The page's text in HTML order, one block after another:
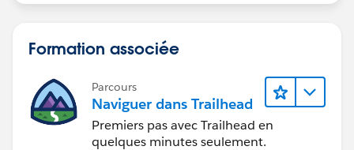
Formation associée
Parcours
Naviguer dans Trailhead
Premiers pas avec Trailhead en
quelques minutes seulement.